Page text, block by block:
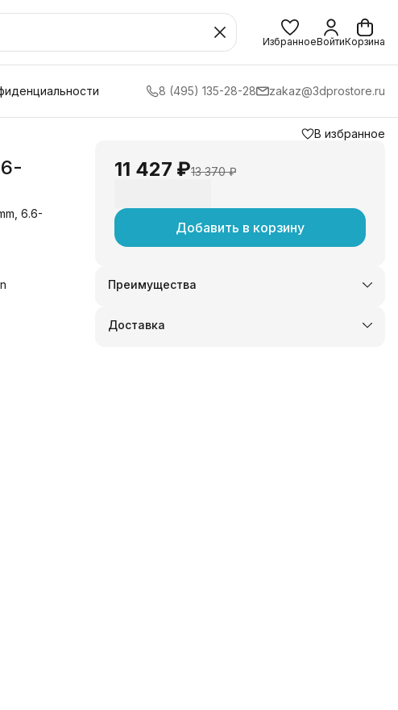
ИзбранноеВойтиКорзина
8 (495) 135-28-28 zakaz@3dprostore.ru
6.6-
В избранное
11 427 ₽13 370 ₽
Добавить в корзину
Преимущества
Оплата частями в Сплит
Удобный возврат
Доставка